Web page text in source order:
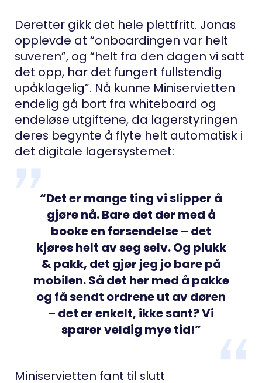
Deretter gikk det hele plettfritt. Jonas
opplevde at “onboardingen var helt
suveren”, og “helt fra den dagen vi satt
det opp, har det fungert fullstendig
upåklagelig”. Nå kunne Miniservietten
endelig gå bort fra whiteboard og
endeløse utgiftene, da lagerstyringen
deres begynte å flyte helt automatisk i
det digitale lagersystemet:
“Det er mange ting vi slipper å
gjøre nå. Bare det der med å
booke en forsendelse – det
kjøres helt av seg selv. Og plukk
& pakk, det gjør jeg jo bare på
mobilen. Så det her med å pakke
og få sendt ordrene ut av døren
– det er enkelt, ikke sant? Vi
sparer veldig mye tid!”
Miniservietten fant til slutt